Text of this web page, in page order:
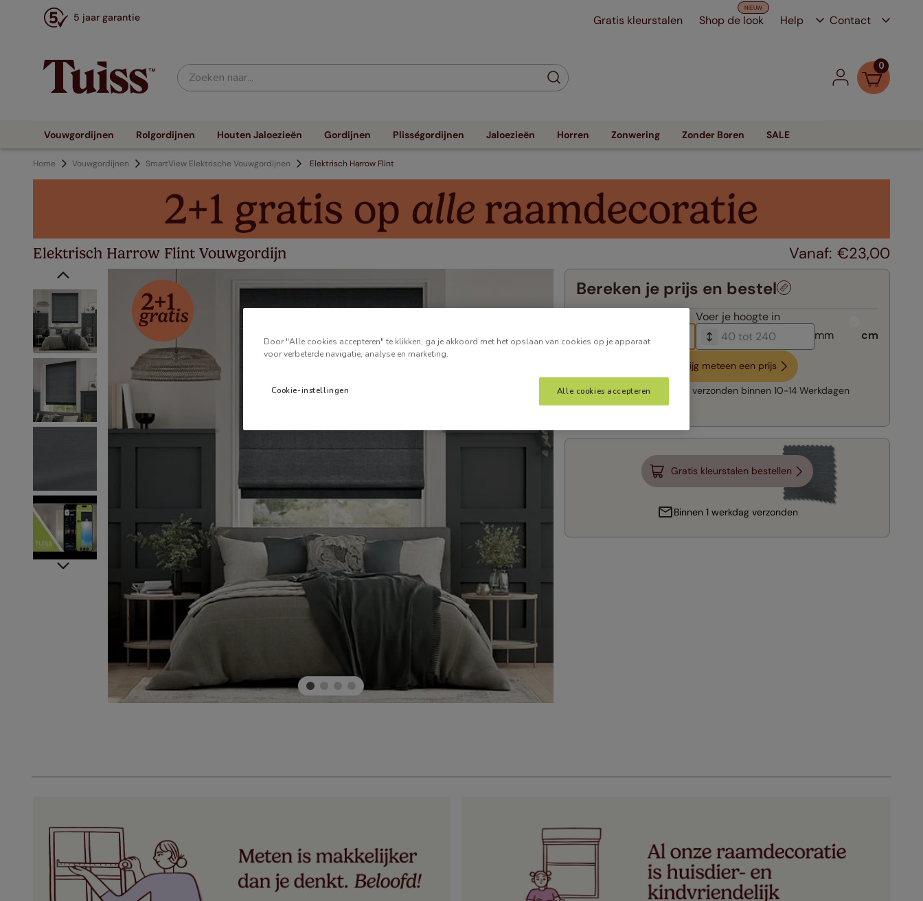
5 jaar garantie Gratis kleurstalen Shop de look Help Contact
Zoeken naar... 0
Vouwgordijnen Rolgordijnen Houten Jaloezieën Gordijnen Plisségordijnen Jaloezieën Horren Zonwering Zonder Boren SALE
Home Vouwgordijnen SmartView Elektrische Vouwgordijnen Elektrisch Harrow Flint
Elektrisch Harrow Flint Vouwgordijn €23,00
Bereken je prijs en bestel
Voer je hoogte in
mm
cm
Krijg meteen een prijs
Snelle levering:
verzonden binnen 10-14 Werkdagen
Gratis kleurstalen bestellen
Binnen 1 werkdag verzonden
Door "Alle cookies accepteren" te klikken, ga je akkoord met het opslaan van cookies op je apparaat
voor verbeterde navigatie, analyse en marketing.
Cookie-instellingen Alle cookies accepteren